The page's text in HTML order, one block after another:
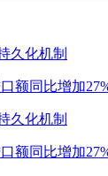
久化机制
额同比增加
久化机制
额同比增加